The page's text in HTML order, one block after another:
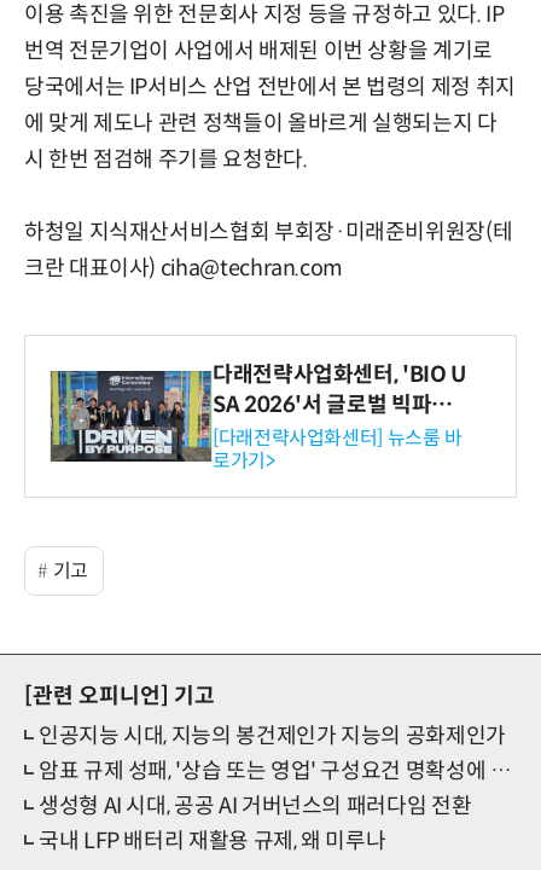
이용 촉진을 위한 전문회사 지정 등을 규정하고 있다. IP
번역 전문기업이 사업에서 배제된 이번 상황을 계기로
당국에서는 IP서비스 산업 전반에서 본 법령의 제정 취지
에 맞게 제도나 관련 정책들이 올바르게 실행되는지 다
시 한번 점검해 주기를 요청한다.
하청일 지식재산서비스협회 부회장·미래준비위원장(테
크란 대표이사) ciha@techran.com
다래전략사업화센터, 'BIO U
SA 2026'서 글로벌 빅파마
와의 비즈니스 미팅 지원…K
-바이오 해외 진출 교두보 확
보
[다래전략사업화센터] 뉴스룸 바
로가기>
기고
[관련 오피니언]
기고
인공지능 시대, 지능의 봉건제인가 지능의 공화제인가
암표 규제 성패, '상습 또는 영업' 구성요건 명확성에 달렸다
생성형 AI 시대, 공공 AI 거버넌스의 패러다임 전환
국내 LFP 배터리 재활용 규제, 왜 미루나